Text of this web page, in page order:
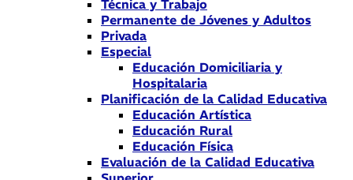
Técnica y Trabajo
Permanente de Jóvenes y Adultos
Privada
Especial
Educación Domiciliaria y
Hospitalaria
Planificación de la Calidad Educativa
Educación Artística
Educación Rural
Educación Física
Evaluación de la Calidad Educativa